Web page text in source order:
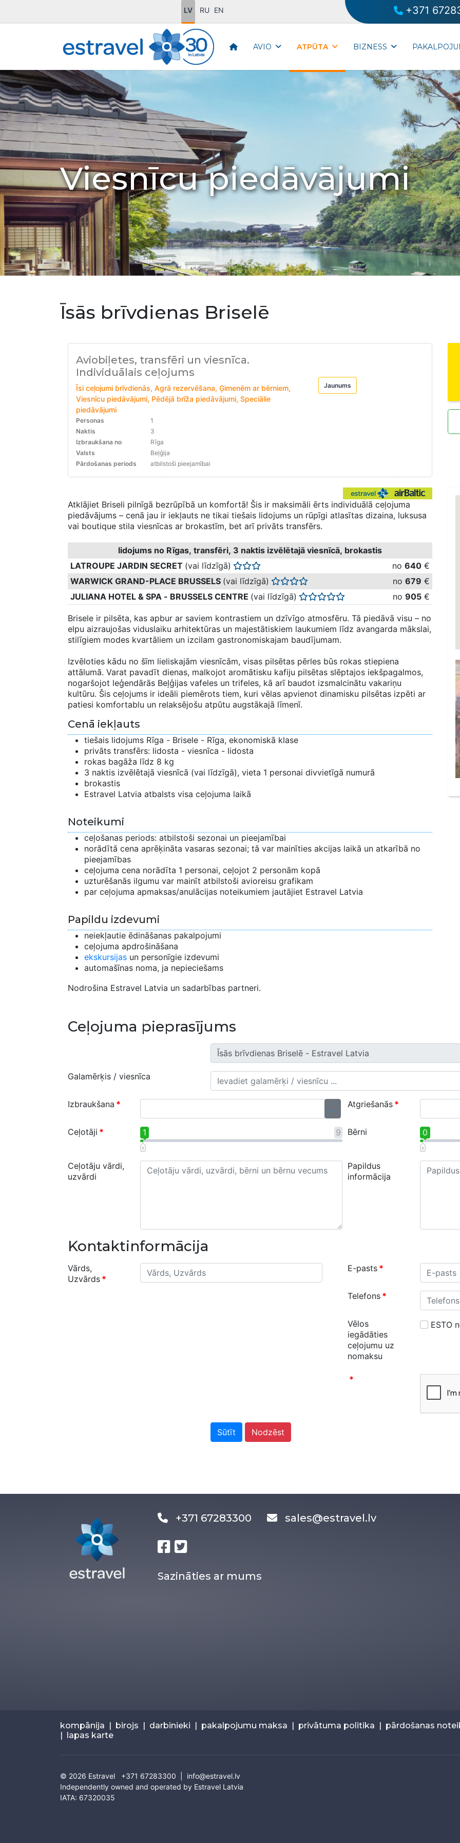
LV RU EN +371
AVIO ATPŪTA BIZNESS
Viesnīcu piedāvājumi
Īsās brīvdienas Briselē
Aviobiļetes, transfēri un viesnīca.
Individuālais ceļojums
Īsi ceļojumi brīvdienās, Agrā rezervēšana, Ģimenēm ar bērniem,
Viesnīcu piedāvājumi, Pēdējā brīža piedāvājumi, Speciālie
piedāvājumi
Personas
1
Naktis
3
Izbraukšana no
Rīga
Valsts
Beļģija
Pārdošanas periods
atbilstoši pieejamībai
Jaunums
Atklājiet Briseli pilnīgā bezrūpībā un komfortā! Šis ir maksimāli ērts individuālā ceļojuma
piedāvājums – cenā jau ir iekļauts ne tikai tiešais lidojums un rūpīgi atlasītas dizaina, luksusa
vai boutique stila viesnīcas ar brokastīm, bet arī privāts transfērs.
lidojums no Rīgas, transfēri, 3 naktis izvēlētajā viesnīcā, brokastis
LATROUPE JARDIN SECRET (vai līdzīgā) no640 €
WARWICK GRAND-PLACE BRUSSELS (vai līdzīgā) no679 €
JULIANA HOTEL & SPA - BRUSSELS CENTRE (vai līdzīgā) no905 €
Brisele ir pilsēta, kas apbur ar saviem kontrastiem un dzīvīgo atmosfēru. Tā piedāvā visu – no
elpu aizraujošas viduslaiku arhitektūras un majestātiskiem laukumiem līdz avangarda mākslai,
stilīgiem modes kvartāliem un izcilam gastronomiskajam baudījumam.
Izvēloties kādu no šīm lieliskajām viesnīcām, visas pilsētas pērles būs rokas stiepiena
attālumā. Varat pavadīt dienas, malkojot aromātisku kafiju pilsētas slēptajos iekšpagalmos,
nogaršojot leģendārās Beļģijas vafeles un trifeles, kā arī baudot izsmalcinātu vakariņu
kultūru. Šis ceļojums ir ideāli piemērots tiem, kuri vēlas apvienot dinamisku pilsētas izpēti ar
patiesi komfortablu un relaksējošu atpūtu augstākajā līmenī.
Cenā iekļauts
tiešais lidojums Rīga - Brisele - Rīga, ekonomiskā klase
privāts transfērs: lidosta - viesnīca - lidosta
rokas bagāža līdz 8 kg
3 naktis izvēlētajā viesnīcā (vai līdzīgā), vieta 1 personai divvietīgā numurā
brokastis
Estravel Latvia atbalsts visa ceļojuma laikā
Noteikumi
ceļošanas periods: atbilstoši sezonai un pieejamībai
norādītā cena aprēķināta vasaras sezonai; tā var mainīties akcijas laikā un atkarībā no
pieejamības
ceļojuma cena norādīta 1 personai, ceļojot 2 personām kopā
uzturēšanās ilgumu var mainīt atbilstoši avioreisu grafikam
par ceļojuma apmaksas/anulācijas noteikumiem jautājiet Estravel Latvia
Papildu izdevumi
neiekļautie ēdināšanas pakalpojumi
ceļojuma apdrošināšana
ekskursijas un personīgie izdevumi
automašīnas noma, ja nepieciešams
Nodrošina Estravel Latvia un sadarbības partneri.
Ceļojuma pieprasījums
Galamērķis / viesnīca
Izbraukšana * ... Atgriešanās *
Ceļotāji * 9
1 Bērni 0
Ceļotāju vārdi,
uzvārdi
Papildus
informācija
Kontaktinformācija
Vārds,
Uzvārds *
E-pasts *
Telefons *
Vēlos
iegādāties
ceļojumu uz
nomaksu
ESTO
*
Sūtīt Nodzēst
+371 67283300 sales@estravel.lv
Sazināties ar mums
kompānija | birojs | darbinieki | pakalpojumu maksa | privātuma politika | pārdošanas
| lapas karte
© 2026 Estravel +371 67283300 | info@estravel.lv
Independently owned and operated by Estravel Latvia
IATA: 67320035